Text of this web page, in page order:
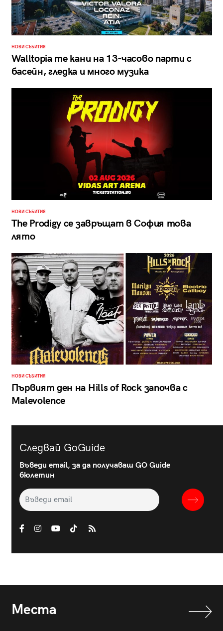
НОВИ СЪБИТИЯ
Walltopia те кани на 13-часово парти с
басейн, гледка и много музика
НОВИ СЪБИТИЯ
The Prodigy се завръщат в София това
лято
НОВИ СЪБИТИЯ
Първият ден на Hills of Rock започва с
Malevolence
Следвай GoGuide
Въведи email, за да получаваш GO Guide
бюлетин
Места